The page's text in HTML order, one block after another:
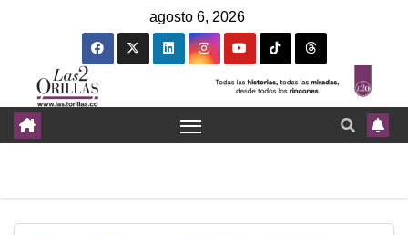
agosto 6, 2026